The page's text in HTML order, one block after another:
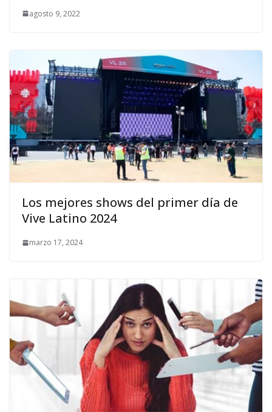
agosto 9, 2022
Los mejores shows del primer día de
Vive Latino 2024
marzo 17, 2024